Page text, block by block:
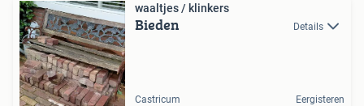
waaltjes / klinkers
Bieden Details
Castricum Eergisteren